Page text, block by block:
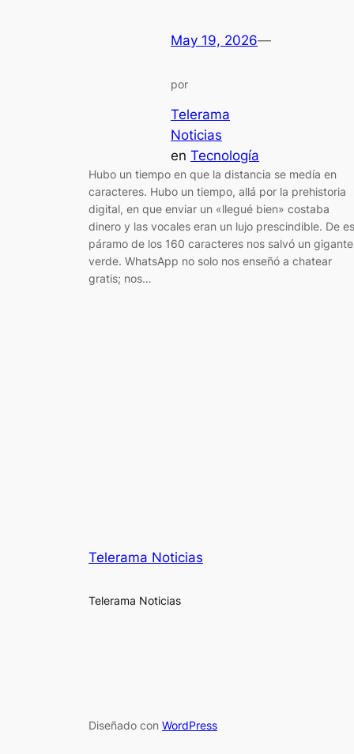
May 19, 2026—
por
Telerama
Noticias
en Tecnología
Hubo un tiempo en que la distancia se medía en
caracteres. Hubo un tiempo, allá por la prehistoria
digital, en que enviar un «llegué bien» costaba
dinero y las vocales eran un lujo prescindible. De
páramo de los 160 caracteres nos salvó un gigante
verde. WhatsApp no solo nos enseñó a chatear
gratis; nos…
Telerama Noticias
Telerama Noticias
Diseñado con WordPress